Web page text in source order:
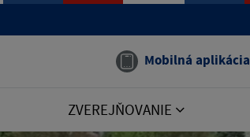
Mobilná aplikácia
ZVEREJŇOVANIE